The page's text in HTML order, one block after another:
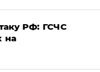
РФ: ГСЧС
на